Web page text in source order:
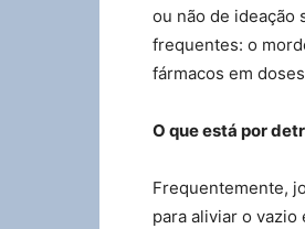
ou não de ideação
frequentes: o
fármacos em
O que está por
Frequentemente,
para aliviar o